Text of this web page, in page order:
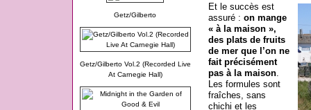
Getz/Gilberto
Getz/Gilberto Vol.2 (Recorded Live
At Carnegie Hall)
Et le succès est
assuré : on mange
« à la maison »,
des plats de fruits
de mer que l’on ne
fait précisément
pas à la maison.
Les formules sont
fraîches, sans
chichi et les